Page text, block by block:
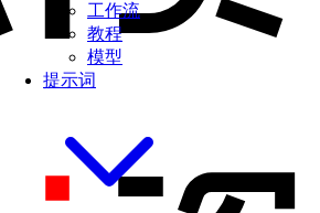
工作流
教程
模型
提示词